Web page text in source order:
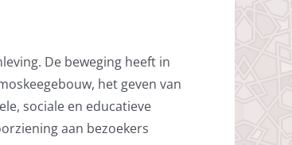
De beweging heeft in
het geven van
sociale en educatieve
aan bezoekers